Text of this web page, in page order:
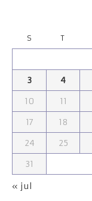
S T
3
4
10
11
17
18
24
25
31
« jul